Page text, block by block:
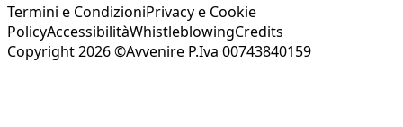
Termini e CondizioniPrivacy e Cookie
PolicyAccessibilitàWhistleblowingCredits
Copyright 2026 ©Avvenire P.Iva 00743840159